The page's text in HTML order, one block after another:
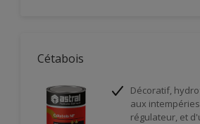
Cétabois
Décoratif,
aux
régulateur, et